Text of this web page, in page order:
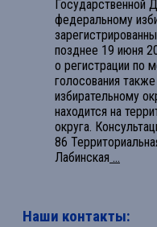
Государственной
федеральному
позднее 19 июня
о регистрации по
голосования
избирательному
находится на
округа.
86
Лабинская
Наши контакты: